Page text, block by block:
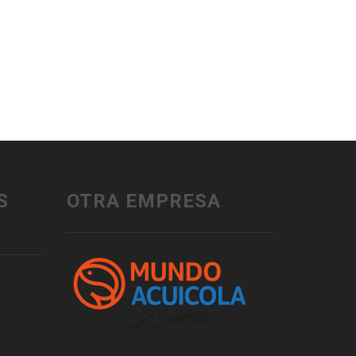
OTRA EMPRESA